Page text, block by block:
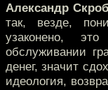
Александр
так, везде,
узаконено,
обслуживании
денег, значит
идеология,